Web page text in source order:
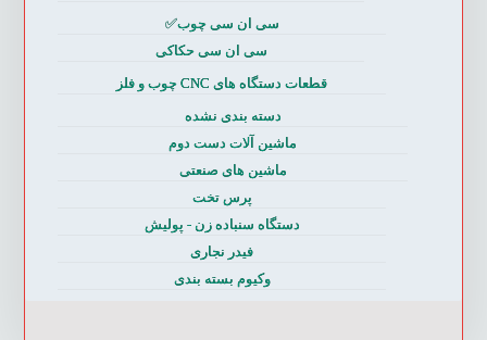
سی ان سی چوب✅
سی ان سی حکاکی
قطعات دستگاه های CNC چوب و فلز
دسته بندی نشده
ماشین آلات دست دوم
ماشین های صنعتی
پرس تخت
دستگاه سنباده زن - پولیش
فیدر نجاری
وکیوم بسته بندی